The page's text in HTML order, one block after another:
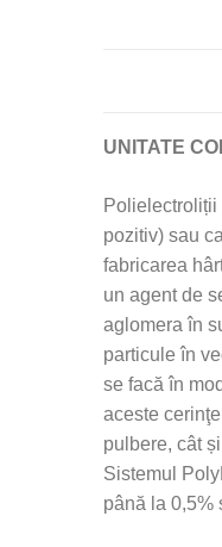
UNITATE
pozitiv) sau
fabricarea
un agent de
aglomera în
particule în
se facă în
aceste
pulbere, cât
Sistemul
până la 0,5%